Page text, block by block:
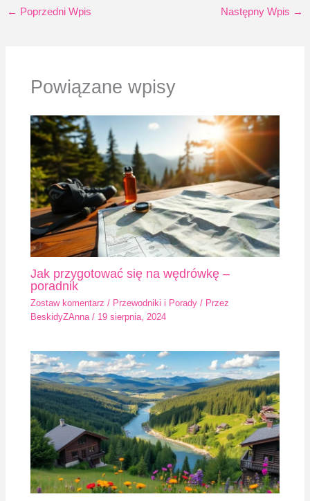
← Poprzedni Wpis Następny Wpis →
Powiązane wpisy
Jak przygotować się na wędrówkę –
poradnik
Zostaw komentarz / Przewodniki i Porady / Przez
BeskidyZAnna/ 19 sierpnia, 2024